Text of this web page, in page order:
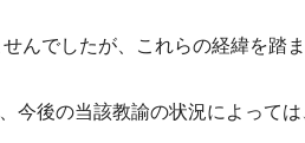
んでしたが、これらの経緯を踏
今後の当該教諭の状況によって